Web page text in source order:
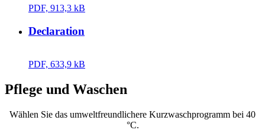
PDF, 913,3 kB
Declaration
PDF, 633,9 kB
Pflege und Waschen
Wählen Sie das umweltfreundlichere Kurzwaschprogramm bei 40
°C.